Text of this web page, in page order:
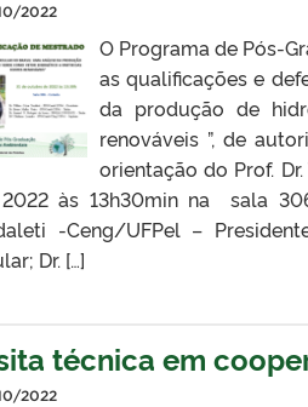
2022
O Programa de Pós-
as qualificações e
da produção de
renováveis ”, de
orientação do Prof.
às 13h30min na sala
-Ceng/UFPel –
Dr. […]
técnica em
2022